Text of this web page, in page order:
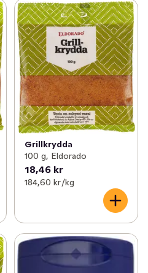
Grillkrydda
100 g, Eldorado
18,46 kr
184,60 kr /kg